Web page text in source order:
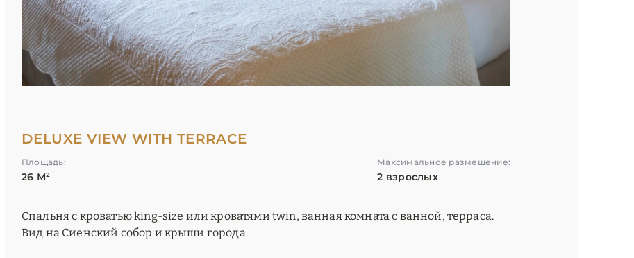
DELUXE VIEW WITH TERRACE
Площадь:
26 М²
Максимальное размещение:
2 взрослых
Спальня с кроватью king-size или кроватями twin, ванная комната с ванной, терраса.
Вид на Сиенский собор и крыши города.